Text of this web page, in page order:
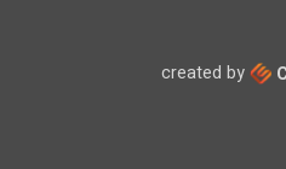
created by